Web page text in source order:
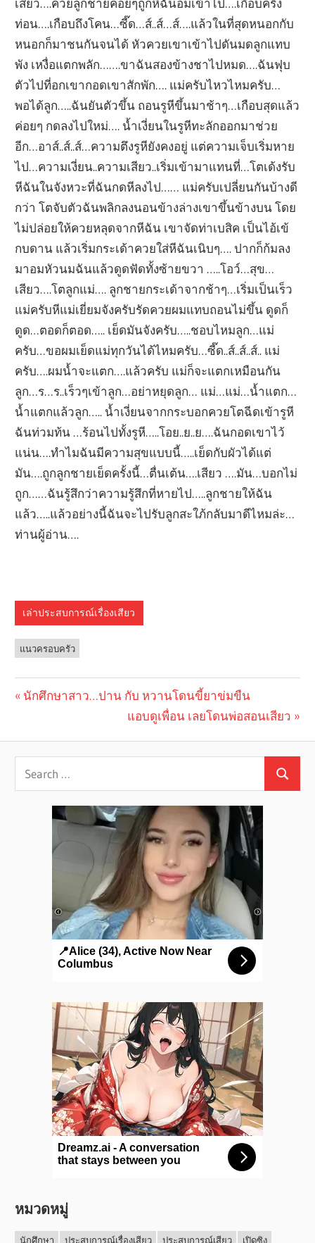
เสียว….ควยลูกชายค่อยๆถูกหีฉันอมเข้าไป….เกือบครึ่ง
ท่อน….เกือบถึงโคน…ซี๊ด…ส์..ส์…ส์….แล้วในที่สุดหนอกกับ
หนอกก็มาชนกันจนได้ หัวควยเขาเข้าไปดันมดลูกแทบ
พัง เหงื่อแตกพลัก…….ขาฉันสองข้างชาไปหมด….ฉันฟุบ
ตัวไปที่อกเขากอดเขาสักพัก…. แม่ครับไหวไหมครับ…
พอได้ลูก…..ฉันยันตัวขึ้น ถอนรูหีขึ้นมาช้าๆ…เกือบสุดแล้ว
ค่อยๆ กดลงไปใหม่…. น้ำเงี่ยนในรูหีทะลักออกมาช่วย
อีก…อาส์..ส์..ส์…ความตึงรูหียังคงอยู่ แต่ความเจ็บเริ่มหาย
ไป…ความเงี่ยน..ความเสียว..เริ่มเข้ามาแทนที่…โตเด้งรับ
หีฉันในจังหวะที่ฉันกดหีลงไป…… แม่ครับเปลี่ยนกันบ้างดี
กว่า โตจับตัวฉันพลิกลงนอนข้างล่างเขาขึ้นข้างบน โดย
ไม่ปล่อยให้ควยหลุดจากหีฉัน เขาจัดท่าเบสิค เป็นไอ้เข้
กบดาน แล้วเริ่มกระเด้าควยใส่หีฉันเนิบๆ…. ปากก็ก้มลง
มาอมหัวนมฉันแล้วดูดฟัดทั้งซ้ายขวา …..โอว์…สุข…
เสียว….โตลูกแม่…. ลูกชายกระเด้าจากช้าๆ…เริ่มเป็นเร็ว
แม่ครับหีแม่เยี่ยมจังครับรัดควยผมแทบถอนไม่ขึ้น ดูดก็
ดูด…ตอดก็ตอด….. เย็ดมันจังครับ…..ชอบไหมลูก…แม่
ครับ…ขอผมเย็ดแม่ทุกวันได้ไหมครับ…ซี๊ด..ส์..ส์..ส์.. แม่
ครับ….ผมน้ำจะแตก….แล้วครับ แม่ก็จะแตกเหมือนกัน
ลูก…ร…ร..เร็วๆเข้าลูก…อย่าหยุดลูก… แม่…แม่…น้ำแตก…
น้ำแตกแล้วลูก….. น้ำเงี่ยนจากกระบอกควยโตฉีดเข้ารูหี
ฉันท่วมท้น …ร้อนไปทั้งรูหี…..โอย..ย..ย….ฉันกอดเขาไว้
แน่น….ทำไมฉันมีความสุขแบบนี้…..เย็ดกับผัวได้แต่
มัน….ถูกลูกชายเย็ดครั้งนี้…ตื่นเต้น….เสียว ….มัน…บอกไม่
ถูก……ฉันรู้สึกว่าความรู้สึกที่หายไป…..ลูกชายให้ฉัน
แล้ว…..แล้วอย่างนี้ฉันจะไปรับลูกสะใภ้กลับมาดีไหมล่ะ…
ท่านผู้อ่าน….
เล่าประสบการณ์เรื่องเสียว
แนวครอบครัว
navigation
Previous
นักศึกษาสาว…ปาน กับ หวานโดนขี้ยาข่มขืน
Next
แอบดูเพื่อน เลยโดนพ่อสอนเสียว
หมวดหมู่
นักศึกษา ประสบการณ์เรื่องเสียว ประสบการณ์เสียว เปิดซิง